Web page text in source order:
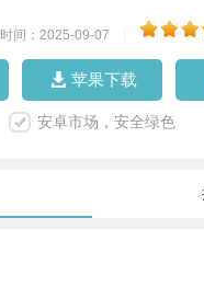
时间：2025-09-07
苹果下载
安卓市场，安全绿色